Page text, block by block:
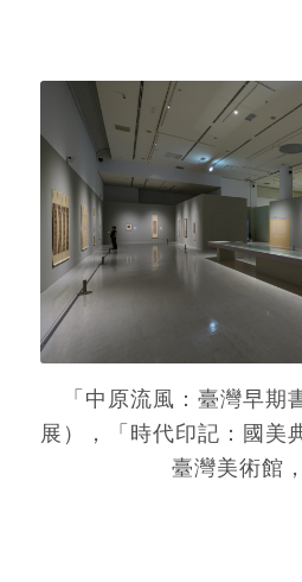
「中原流風：臺灣早期
展），「時代印記：國美
臺灣美術館